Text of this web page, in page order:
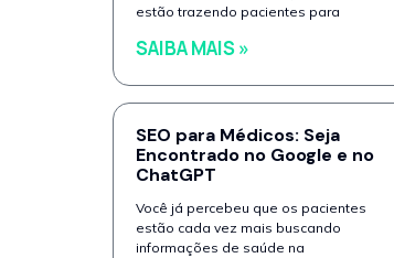
estão trazendo pacientes para
SAIBA MAIS »
SEO para Médicos: Seja
Encontrado no Google e no
ChatGPT
Você já percebeu que os pacientes
estão cada vez mais buscando
informações de saúde na